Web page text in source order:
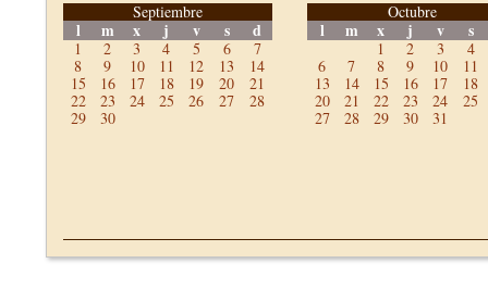
Septiembre
l m x j v s d
1 2 3 4 5 6
7
8
9 10 11 12 13
14
15
16 17 18 19 20
21
22
23 24 25 26 27
28
29
30
Octubre
l m x j v s
1 2 3
4
6
7 8 9 10
11
13
14 15 16 17
18
20
21 22 23 24
25
27
28 29 30 31